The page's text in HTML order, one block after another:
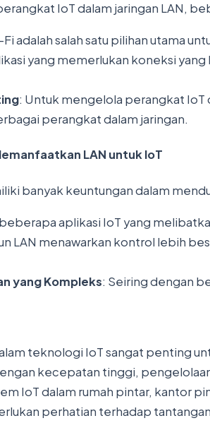
IoT dalam jaringan LAN,
adalah salah satu pilihan utama
yang memerlukan koneksi
: Untuk mengelola perangkat IoT
perangkat dalam jaringan.
LAN untuk IoT
banyak keuntungan dalam
aplikasi IoT yang
LAN menawarkan kontrol lebih
yang Kompleks: Seiring dengan
teknologi IoT sangat penting
kecepatan tinggi,
IoT dalam rumah pintar, kantor
perhatian terhadap